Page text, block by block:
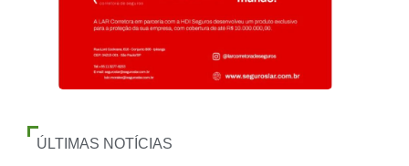
ÚLTIMAS NOTÍCIAS